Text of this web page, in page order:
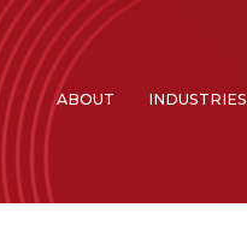
ABOUT INDUSTRIES